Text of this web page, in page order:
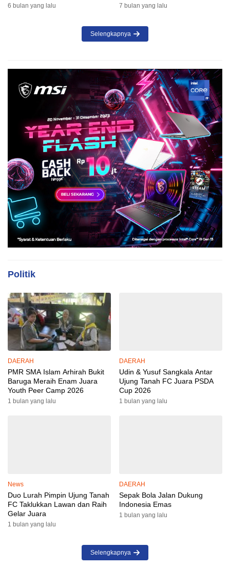
6 bulan yang lalu 7 bulan yang lalu
Selengkapnya
Politik
DAERAH
PMR SMA Islam Arhirah Bukit
Baruga Meraih Enam Juara
Youth Peer Camp 2026
1 bulan yang lalu
DAERAH
Udin & Yusuf Sangkala Antar
Ujung Tanah FC Juara PSDA
Cup 2026
1 bulan yang lalu
News
Duo Lurah Pimpin Ujung Tanah
FC Taklukkan Lawan dan Raih
Gelar Juara
1 bulan yang lalu
DAERAH
Sepak Bola Jalan Dukung
Indonesia Emas
1 bulan yang lalu
Selengkapnya